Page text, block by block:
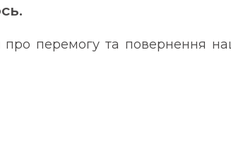
про перемогу та повернення